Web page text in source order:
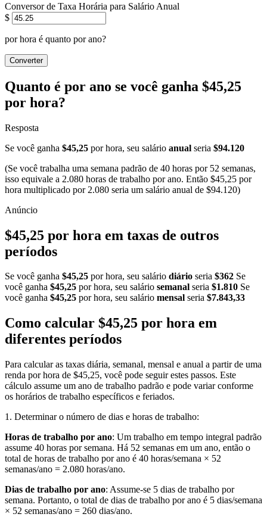
Conversor de Taxa Horária para Salário Anual
$
por hora é quanto por ano?
Converter
Quanto é por ano se você ganha $45,25
por hora?
Resposta
Se você ganha $45,25 por hora, seu salário anual seria $94.120
(Se você trabalha uma semana padrão de 40 horas por 52 semanas,
isso equivale a 2.080 horas de trabalho por ano. Então $45,25 por
hora multiplicado por 2.080 seria um salário anual de $94.120)
$45,25 por hora em taxas de outros
períodos
Se você ganha $45,25 por hora, seu salário diário seria $362 Se
você ganha $45,25 por hora, seu salário semanal seria $1.810 Se
você ganha $45,25 por hora, seu salário mensal seria $7.843,33
Como calcular $45,25 por hora em
diferentes períodos
Para calcular as taxas diária, semanal, mensal e anual a partir de uma
renda por hora de $45,25, você pode seguir estes passos. Este
cálculo assume um ano de trabalho padrão e pode variar conforme
os horários de trabalho específicos e feriados.
1. Determinar o número de dias e horas de trabalho:
Horas de trabalho por ano: Um trabalho em tempo integral padrão
assume 40 horas por semana. Há 52 semanas em um ano, então o
total de horas de trabalho por ano é 40 horas/semana × 52
semanas/ano = 2.080 horas/ano.
Dias de trabalho por ano: Assume-se 5 dias de trabalho por
semana. Portanto, o total de dias de trabalho por ano é 5 dias/semana
× 52 semanas/ano = 260 dias/ano.